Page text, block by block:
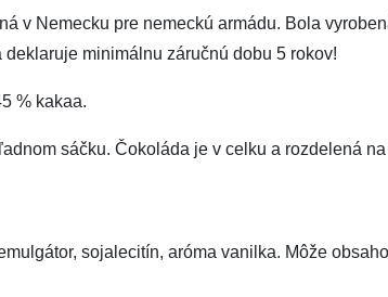
v Nemecku pre nemeckú armádu. Bola
minimálnu záručnú dobu 5 rokov!
% kakaa.
sáčku. Čokoláda je v celku a rozdelená
sojalecitín, aróma vanilka. Môže